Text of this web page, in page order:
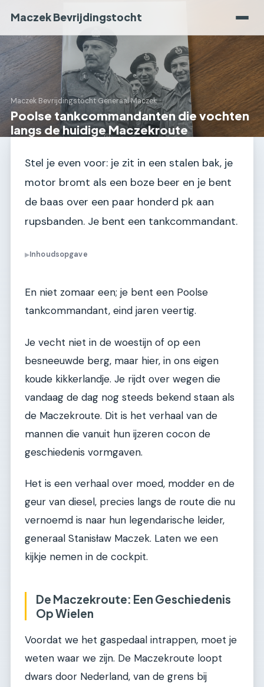
Maczek Bevrijdingstocht
Maczek Bevrijdingstocht›Generaal Maczek
Poolse tankcommandanten die vochten
langs de huidige Maczekroute
Stel je even voor: je zit in een stalen bak, je
motor bromt als een boze beer en je bent
de baas over een paar honderd pk aan
rupsbanden. Je bent een tankcommandant.
▶Inhoudsopgave
En niet zomaar een; je bent een Poolse
tankcommandant, eind jaren veertig.
Je vecht niet in de woestijn of op een
besneeuwde berg, maar hier, in ons eigen
koude kikkerlandje. Je rijdt over wegen die
vandaag de dag nog steeds bekend staan als
de Maczekroute. Dit is het verhaal van de
mannen die vanuit hun ijzeren cocon de
geschiedenis vormgaven.
Het is een verhaal over moed, modder en de
geur van diesel, precies langs de route die nu
vernoemd is naar hun legendarische leider,
generaal Stanisław Maczek. Laten we een
kijkje nemen in de cockpit.
De Maczekroute: Een Geschiedenis
Op Wielen
Voordat we het gaspedaal intrappen, moet je
weten waar we zijn. De Maczekroute loopt
dwars door Nederland, van de grens bij